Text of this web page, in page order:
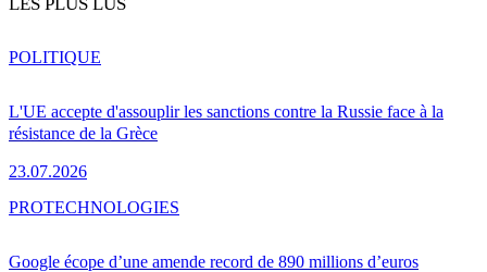
LES PLUS LUS
L'UE accepte d'assouplir les sanctions contre la Russie face à la
résistance de la Grèce
23.07.2026
POLITIQUE
Google écope d’une amende record de 890 millions d’euros
PROTECHNOLOGIES